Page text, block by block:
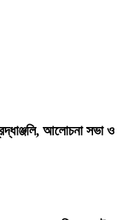
আলোচনা সভা ও